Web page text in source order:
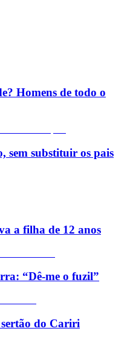
Homens de todo o
sem substituir os pais
a filha de 12 anos
“Dê-me o fuzil”
do Cariri